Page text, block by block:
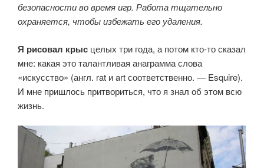
безопасности во время игр. Работа тщательно
охраняется, чтобы избежать его удаления.
Я рисовал крыс целых три года, а потом кто-то сказал
мне: какая это талантливая анаграмма слова
«искусство» (англ. rat и art соответственно. — Esquire).
И мне пришлось притвориться, что я знал об этом всю
жизнь.